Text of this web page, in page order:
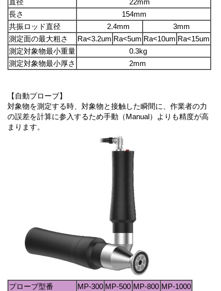
直径
22mm
長さ
154mm
共振ロッド直径
2.4mm
3mm
測定面の最大粗さ
Ra<3.2um Ra<5um Ra<10um Ra<15um
測定対象物最小重量
0.3kg
測定対象物最小厚さ
2mm
【自動プローブ】
対象物を測定する時、対象物と接触した瞬間に、作業者の力
の誤差を計算に参入するため手動（Manual）よりも精度が高
まります。
プローブ型番 MP-300 MP-500 MP-800 MP-1000